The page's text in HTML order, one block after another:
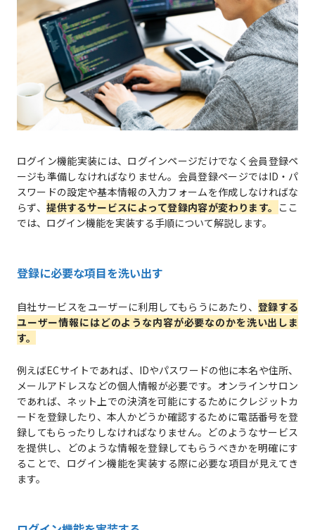
ログイン機能実装には、ログインページだけでなく会員登録ペ
ージも準備しなければなりません。会員登録ページではID・パ
スワードの設定や基本情報の入力フォームを作成しなければな
らず、提供するサービスによって登録内容が変わります。 ここ
では、ログイン機能を実装する手順について解説します。
登録に必要な項目を洗い出す
自社サービスをユーザーに利用してもらうにあたり、 登録する
ユーザー情報にはどのような内容が必要なのかを洗い出しま
す。
例えばECサイトであれば、IDやパスワードの他に本名や住所、
メールアドレスなどの個人情報が必要です。オンラインサロン
であれば、ネット上での決済を可能にするためにクレジットカ
ードを登録したり、本人かどうか確認するために電話番号を登
録してもらったりしなければなりません。どのようなサービス
を提供し、どのような情報を登録してもらうべきかを明確にす
ることで、ログイン機能を実装する際に必要な項目が見えてき
ます。